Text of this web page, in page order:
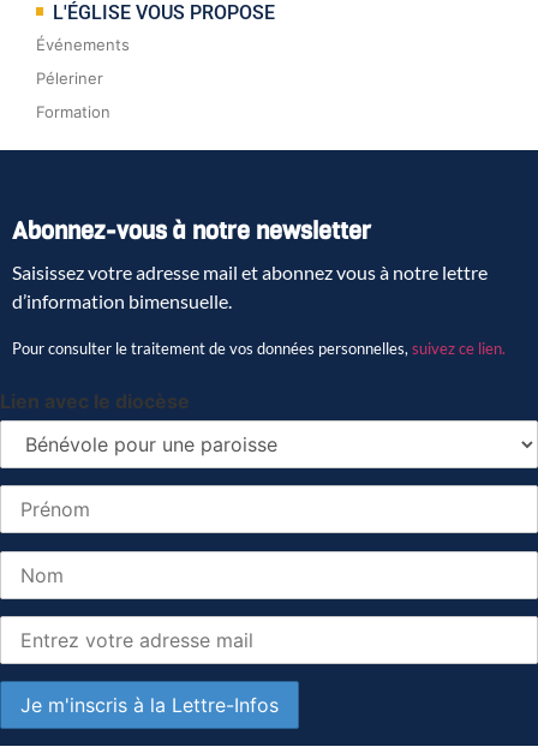
L'ÉGLISE VOUS PROPOSE
Événements
Péleriner
Formation
Abonnez-vous à notre newsletter
Saisissez votre adresse mail et abonnez vous à notre lettre
d’information bimensuelle.
Pour consulter le traitement de vos données personnelles,suivez ce lien.
Lien avec le diocèse